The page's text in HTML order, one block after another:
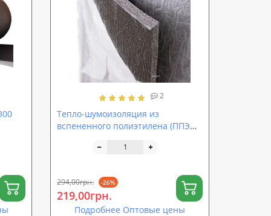
2
Тепло-шумоизоляция из
вспененного полиэтилена (ППЭ
294,00грн. -26%
219,00грн.
Подробнее Оптовые цены